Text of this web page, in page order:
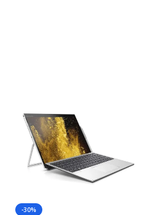
-30%